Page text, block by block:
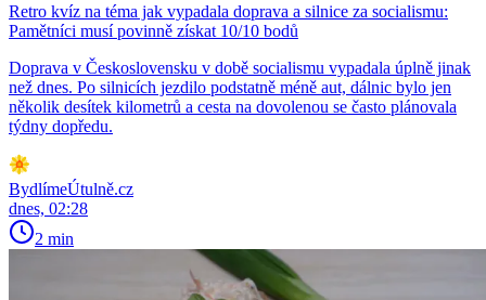
Retro kvíz na téma jak vypadala doprava a silnice za socialismu:
Pamětníci musí povinně získat 10/10 bodů
Doprava v Československu v době socialismu vypadala úplně jinak
než dnes. Po silnicích jezdilo podstatně méně aut, dálnic bylo jen
několik desítek kilometrů a cesta na dovolenou se často plánovala
týdny dopředu.
BydlímeÚtulně.cz
dnes, 02:28
2 min